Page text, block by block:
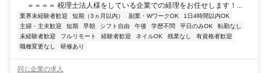
＝＝＝＝ 税理士法人様をしている企業での経理をお任せします！...
業界未経験者歓迎 短期（3ヵ月以内） 副業・WワークOK
1日4時間以内OK
主婦・主夫歓迎
短期 早朝 シフト自由 午後 学歴不問 平日のみOK
転勤なし
未経験者歓迎
フルリモート 経験者歓迎 ネイルOK 残業なし
有資格者歓迎
職種変更なし
研修あり
同じ企業の求人